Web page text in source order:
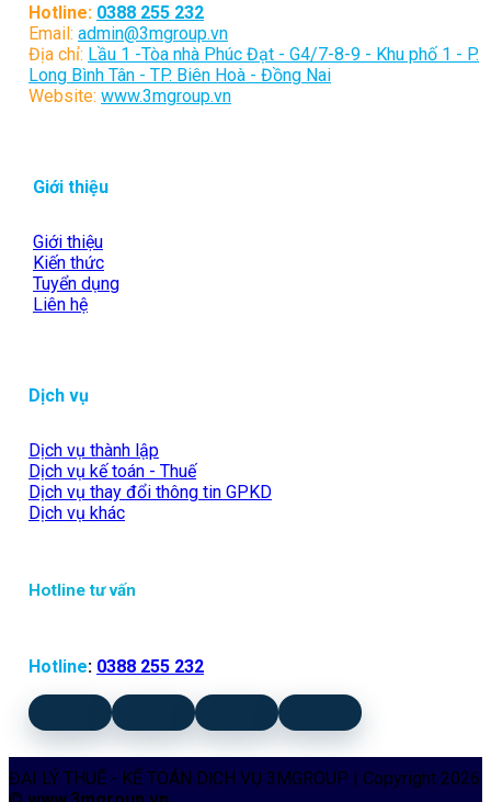
Hotline: 0388 255 232
Email: admin@3mgroup.vn
Địa chỉ: Lầu 1 -Tòa nhà Phúc Đạt - G4/7-8-9 - Khu phố 1 - P.
Long Bình Tân - TP. Biên Hoà - Đồng Nai
Website: www.3mgroup.vn
Giới thiệu
Giới thiệu
Kiến thức
Tuyển dụng
Liên hệ
Dịch vụ
Dịch vụ thành lập
Dịch vụ kế toán - Thuế
Dịch vụ thay đổi thông tin GPKD
Dịch vụ khác
Hotline tư vấn
Hotline: 0388 255 232
ĐẠI LÝ THUẾ - KẾ TOÁN DỊCH VỤ 3MGROUP | Copyright 2026